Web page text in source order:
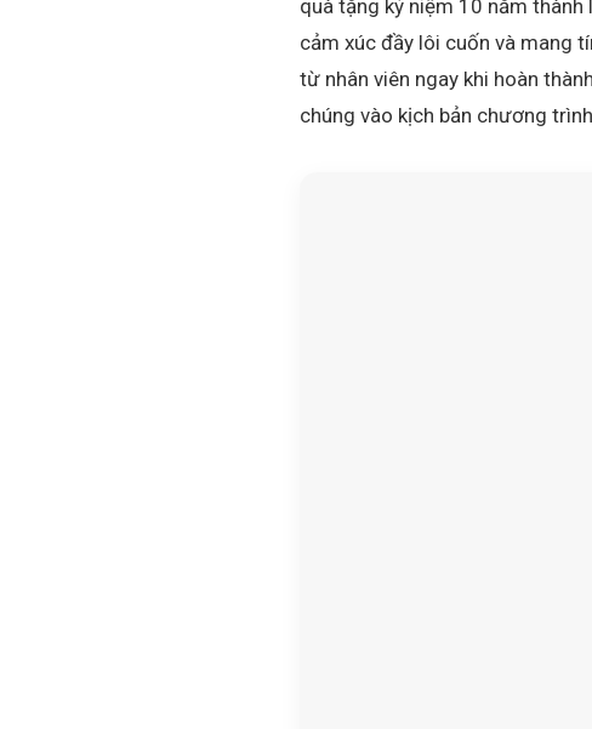
quà tặng kỷ niệm 10 năm
cảm xúc đầy lôi cuốn và mang
từ nhân viên ngay khi hoàn
chúng vào kịch bản chương